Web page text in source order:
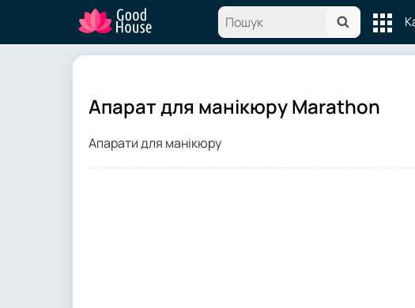
Апарат для манікюру Marathon
Апарати для манікюру